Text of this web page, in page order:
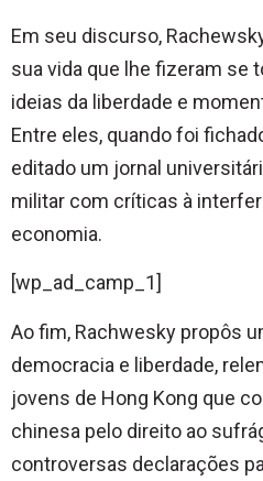
Em seu discurso,
sua vida que lhe fizeram se
ideias da liberdade e
Entre eles, quando foi
editado um jornal
militar com críticas à
economia.
[wp_ad_camp_1]
Ao fim, Rachwesky propôs
democracia e liberdade,
jovens de Hong Kong que
chinesa pelo direito ao
controversas declarações